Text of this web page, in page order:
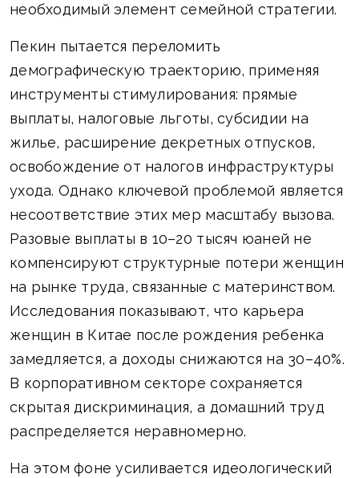
необходимый элемент семейной стратегии.
Пекин пытается переломить
демографическую траекторию, применяя
инструменты стимулирования: прямые
выплаты, налоговые льготы, субсидии на
жилье, расширение декретных отпусков,
освобождение от налогов инфраструктуры
ухода. Однако ключевой проблемой является
несоответствие этих мер масштабу вызова.
Разовые выплаты в 10–20 тысяч юаней не
компенсируют структурные потери женщин
на рынке труда, связанные с материнством.
Исследования показывают, что карьера
женщин в Китае после рождения ребенка
замедляется, а доходы снижаются на 30–40%.
В корпоративном секторе сохраняется
скрытая дискриминация, а домашний труд
распределяется неравномерно.
На этом фоне усиливается идеологический